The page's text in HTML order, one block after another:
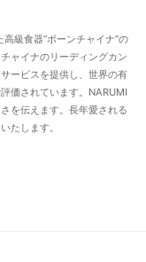
級食器”ボーンチャイナ”の
ャイナのリーディングカン
ービスを提供し、世界の有
価されています。NARUMI
を伝えます。長年愛される
たします。